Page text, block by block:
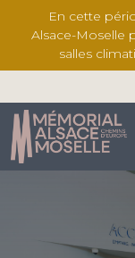
En cette
Alsace-Moselle
salles